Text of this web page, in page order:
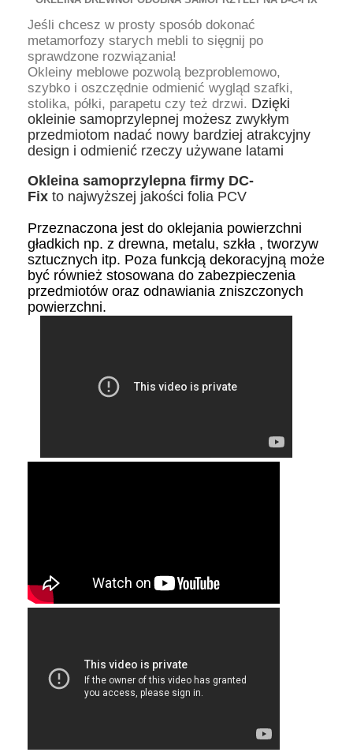
Jeśli chcesz w prosty sposób dokonać
metamorfozy starych mebli to sięgnij po
sprawdzone rozwiązania!
Okleiny meblowe pozwolą bezproblemowo,
szybko i oszczędnie odmienić wygląd szafki,
stolika, półki, parapetu czy też drzwi. Dzięki
okleinie samoprzylepnej możesz zwykłym
przedmiotom nadać nowy bardziej atrakcyjny
design i odmienić rzeczy używane latami
Okleina samoprzylepna firmy DC-
Fix to najwyższej jakości folia PCV
Przeznaczona jest do oklejania powierzchni
gładkich np. z drewna, metalu, szkła , tworzyw
sztucznych itp. Poza funkcją dekoracyjną może
być również stosowana do zabezpieczenia
przedmiotów oraz odnawiania zniszczonych
powierzchni.